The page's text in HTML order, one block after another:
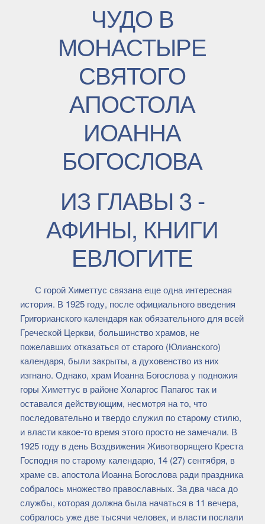
ЧУДО В
МОНАСТЫРЕ
СВЯТОГО
АПОСТОЛА
ИОАННА
БОГОСЛОВА
ИЗ ГЛАВЫ 3 -
АФИНЫ, КНИГИ
ЕВЛОГИТЕ
С горой Химеттус связана еще одна интересная
история. В 1925 году, после официального введения
Григорианского календаря как обязательного для всей
Греческой Церкви, большинство храмов, не
пожелавших отказаться от старого (Юлианского)
календаря, были закрыты, а духовенство из них
изгнано. Однако, храм Иоанна Богослова у подножия
горы Химеттус в районе Холаргос Папагос так и
оставался действующим, несмотря на то, что
последовательно и твердо служил по старому стилю,
и власти какое-то время этого просто не замечали. В
1925 году в день Воздвижения Животворящего Креста
Господня по старому календарю, 14 (27) сентября, в
храме св. апостола Иоанна Богослова ради праздника
собралось множество православных. За два часа до
службы, которая должна была начаться в 11 вечера,
собралось уже две тысячи человек, и власти послали